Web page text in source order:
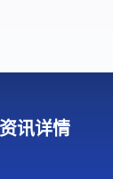
资讯详情